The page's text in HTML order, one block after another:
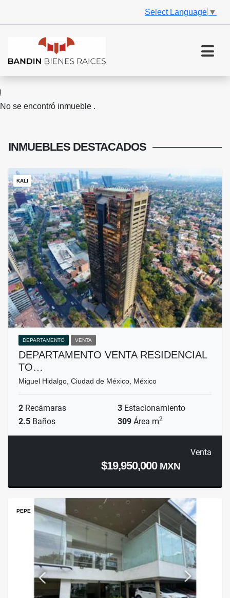
Select Language ▼
No se encontró inmueble .
INMUEBLES DESTACADOS
KALI
DEPARTAMENTO VENTA
DEPARTAMENTO VENTA RESIDENCIAL
TO…
Miguel Hidalgo, Ciudad de México, México
2 Recámaras 3 Estacionamiento
2.5 Baños 309 Área m2
Venta
$19,950,000 MXN
PEPE